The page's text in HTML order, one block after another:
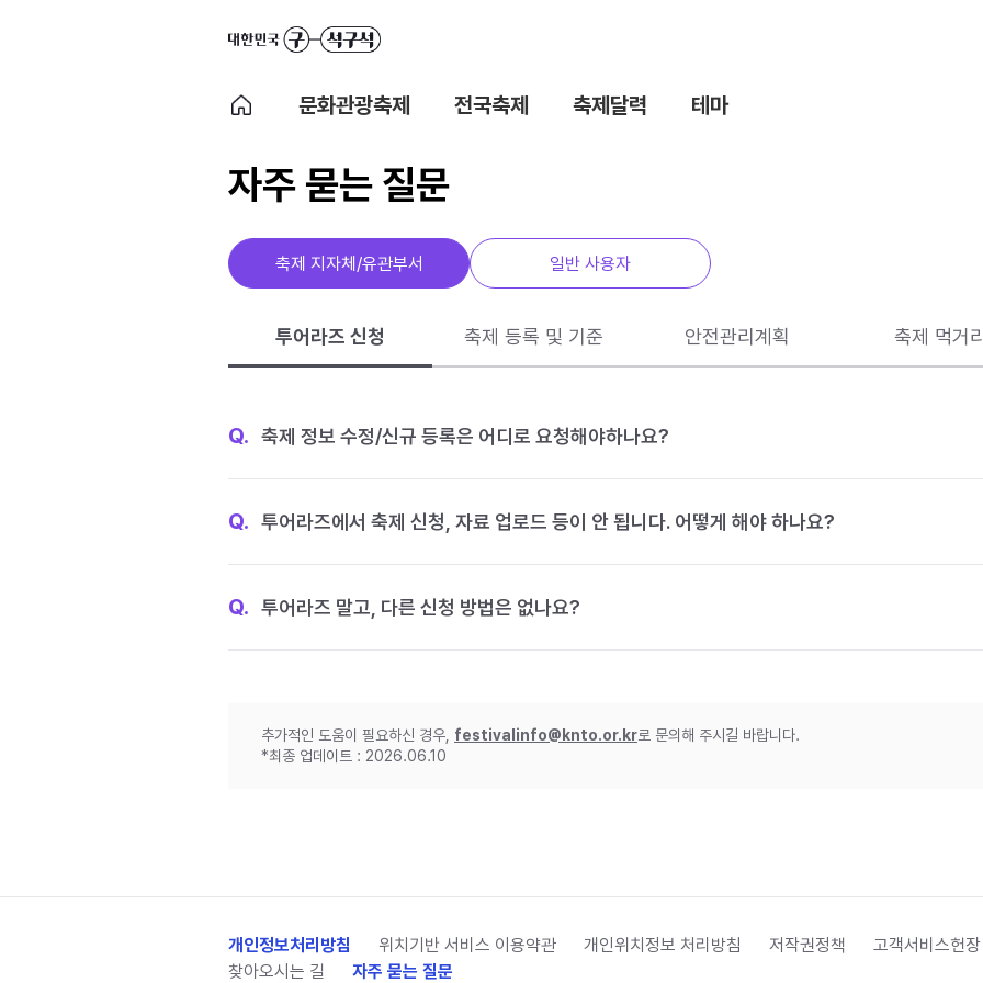
문화관광축제 전국축제 축제달력 테마
자주 묻는 질문
축제 지자체/유관부서 일반 사용자
투어라즈 신청 축제 등록 및 기준 안전관리계획 축제 먹거리
Q. 축제 정보 수정/신규 등록은 어디로 요청해야하나요?
Q. 투어라즈에서 축제 신청, 자료 업로드 등이 안 됩니다. 어떻게 해야 하나요?
Q. 투어라즈 말고, 다른 신청 방법은 없나요?
추가적인 도움이 필요하신 경우, festivalinfo@knto.or.kr로 문의해 주시길 바랍니다.
*최종 업데이트 : 2026.06.10
개인정보처리방침 위치기반 서비스 이용약관 개인위치정보 처리방침 저작권정책 고객서비스헌장
찾아오시는 길
자주 묻는 질문